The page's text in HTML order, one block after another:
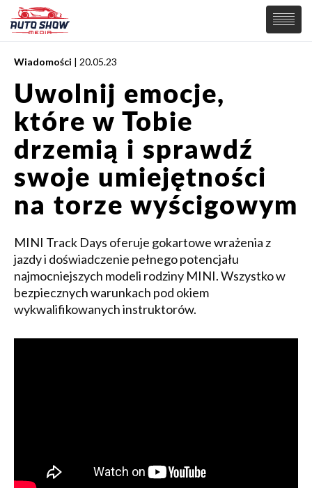
PREMIERY
SAMOCHODY
Wiadomości
Samochody Koncepcyjne
Tuning
Elektryczne
MOTORSPORT
Wiadomości | 20.05.23
Uwolnij emocje,
które w Tobie
drzemią i sprawdź
swoje umiejętności
na torze wyścigowym
MINI Track Days oferuje gokartowe wrażenia z
jazdy i doświadczenie pełnego potencjału
najmocniejszych modeli rodziny MINI. Wszystko w
bezpiecznych warunkach pod okiem
wykwalifikowanych instruktorów.